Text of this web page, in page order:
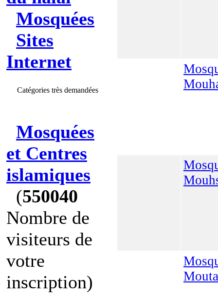
Mosquées
Sites
Internet
Catégories très demandées
Mosquées
et Centres
islamiques
(550040
Nombre de
visiteurs de
votre
inscription)